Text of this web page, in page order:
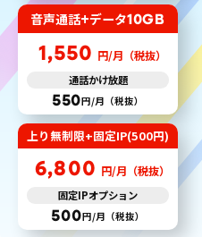
音声通話+データ10GB
1,550 円/月（税抜）
通話かけ放題
550円/月（税抜）
上り無制限+固定IP(500円)
6,800 円/月（税抜）
固定IPオプション
500円/月（税抜）